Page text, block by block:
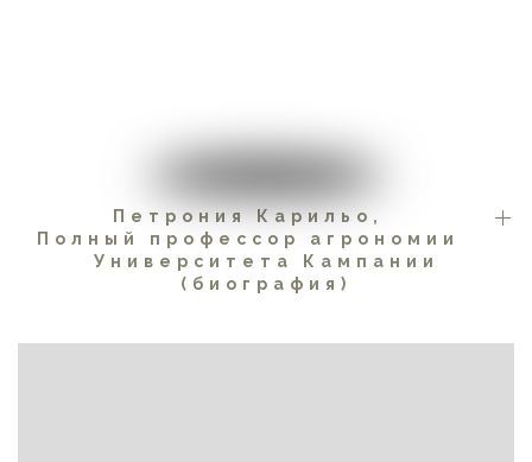
Петрония Карильо,
Полный профессор агрономии
Университета Кампании
(биография)